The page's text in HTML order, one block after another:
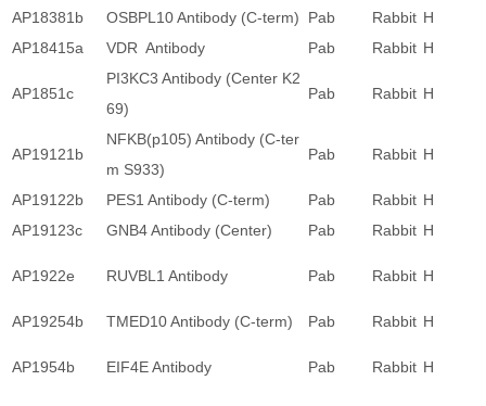
AP18381b
OSBPL10 Antibody (C-term) Pab Rabbit H
AP18415a
VDR Antibody Pab Rabbit H
AP1851c
PI3KC3 Antibody (Center K2
69)
Pab Rabbit H
AP19121b
NFKB(p105) Antibody (C-ter
m S933)
Pab Rabbit H
AP19122b PES1 Antibody (C-term) Pab Rabbit H
AP19123c
GNB4 Antibody (Center) Pab Rabbit H
AP1922e RUVBL1 Antibody Pab Rabbit H
AP19254b TMED10 Antibody (C-term) Pab Rabbit H
AP1954b EIF4E Antibody Pab Rabbit H